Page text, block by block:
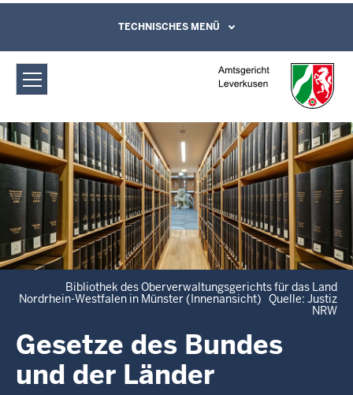
Amtsgericht Leverkusen: Gesetze
(Bund/Länder)
Direkt zum Inhalt
Leichte Sprache, Gebärdensprachenvideo
und Kontaktformular
TECHNISCHES MENÜ
Bibliothek des Oberverwaltungsgerichts für das Land
Nordrhein-Westfalen in Münster (Innenansicht) Quelle: Justiz
NRW
Gesetze des Bundes
und der Länder